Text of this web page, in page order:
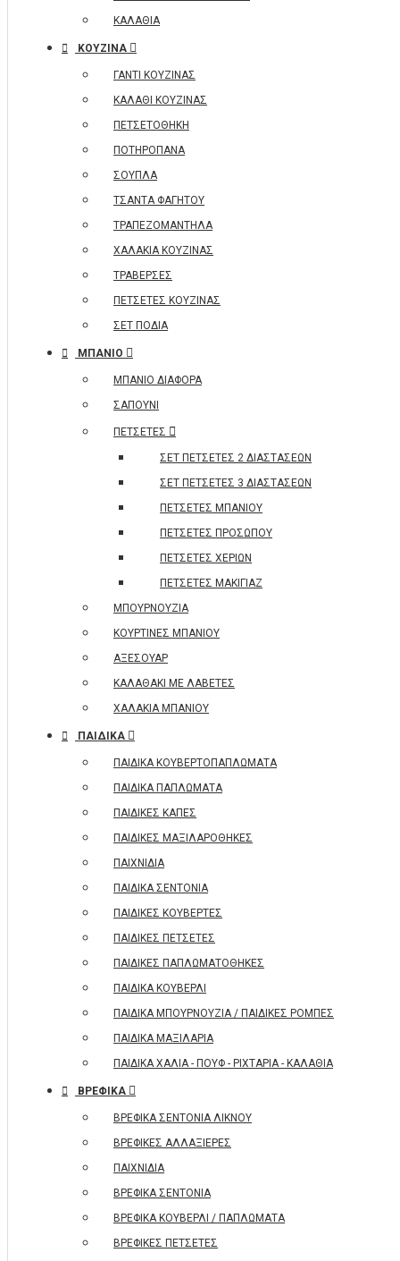
ΚΑΛΑΘΙΑ
ΚΟΥΖΙΝΑ
ΓΑΝΤΙ ΚΟΥΖΙΝΑΣ
ΚΑΛΑΘΙ ΚΟΥΖΙΝΑΣ
ΠΕΤΣΕΤΟΘΗΚΗ
ΠΟΤΗΡΟΠΑΝΑ
ΣΟΥΠΛΑ
ΤΣΑΝΤΑ ΦΑΓΗΤΟΥ
ΤΡΑΠΕΖΟΜΑΝΤΗΛΑ
ΧΑΛΑΚΙΑ ΚΟΥΖΙΝΑΣ
ΤΡΑΒΕΡΣΕΣ
ΠΕΤΣΕΤΕΣ ΚΟΥΖΙΝΑΣ
ΣΕΤ ΠΟΔΙΑ
ΜΠΑΝΙΟ
ΜΠΑΝΙΟ ΔΙΑΦΟΡΑ
ΣΑΠΟΥΝΙ
ΠΕΤΣΕΤΕΣ
ΣΕΤ ΠΕΤΣΕΤΕΣ 2 ΔΙΑΣΤΑΣΕΩΝ
ΣΕΤ ΠΕΤΣΕΤΕΣ 3 ΔΙΑΣΤΑΣΕΩΝ
ΠΕΤΣΕΤΕΣ ΜΠΑΝΙΟΥ
ΠΕΤΣΕΤΕΣ ΠΡΟΣΩΠΟΥ
ΠΕΤΣΕΤΕΣ ΧΕΡΙΩΝ
ΠΕΤΣΕΤΕΣ ΜΑΚΙΓΙΑΖ
ΜΠΟΥΡΝΟΥΖΙΑ
ΚΟΥΡΤΙΝΕΣ ΜΠΑΝΙΟΥ
ΑΞΕΣΟΥΑΡ
ΚΑΛΑΘΑΚΙ ΜΕ ΛΑΒΕΤΕΣ
ΧΑΛΑΚΙΑ ΜΠΑΝΙΟΥ
ΠΑΙΔΙΚΑ
ΠΑΙΔΙΚΑ ΚΟΥΒΕΡΤΟΠΑΠΛΩΜΑΤΑ
ΠΑΙΔΙΚΑ ΠΑΠΛΩΜΑΤΑ
ΠΑΙΔΙΚΕΣ ΚΑΠΕΣ
ΠΑΙΔΙΚΕΣ ΜΑΞΙΛΑΡΟΘΗΚΕΣ
ΠΑΙΧΝΙΔΙΑ
ΠΑΙΔΙΚΑ ΣΕΝΤΟΝΙΑ
ΠΑΙΔΙΚΕΣ ΚΟΥΒΕΡΤΕΣ
ΠΑΙΔΙΚΕΣ ΠΕΤΣΕΤΕΣ
ΠΑΙΔΙΚΕΣ ΠΑΠΛΩΜΑΤΟΘΗΚΕΣ
ΠΑΙΔΙΚΑ ΚΟΥΒΕΡΛΙ
ΠΑΙΔΙΚΑ ΜΠΟΥΡΝΟΥΖΙΑ / ΠΑΙΔΙΚΕΣ ΡΟΜΠΕΣ
ΠΑΙΔΙΚΑ ΜΑΞΙΛΑΡΙΑ
ΠΑΙΔΙΚΑ ΧΑΛΙΑ - ΠΟΥΦ - ΡΙΧΤΑΡΙΑ - ΚΑΛΑΘΙΑ
ΒΡΕΦΙΚΑ
ΒΡΕΦΙΚΑ ΣΕΝΤΟΝΙΑ ΛΙΚΝΟΥ
ΒΡΕΦΙΚΕΣ ΑΛΛΑΞΙΕΡΕΣ
ΠΑΙΧΝΙΔΙΑ
ΒΡΕΦΙΚΑ ΣΕΝΤΟΝΙΑ
ΒΡΕΦΙΚΑ ΚΟΥΒΕΡΛΙ / ΠΑΠΛΩΜΑΤΑ
ΒΡΕΦΙΚΕΣ ΠΕΤΣΕΤΕΣ